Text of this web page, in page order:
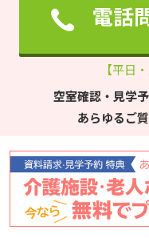
電話
【平日
空室確認・見学
あらゆるご